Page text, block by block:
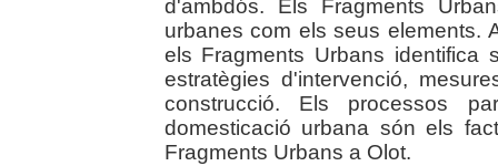
d'ambdós. Els Fragments
urbanes com els seus elements.
els Fragments Urbans identifica
estratègies d'intervenció,
construcció. Els processos
domesticació urbana són els
Fragments Urbans a Olot.